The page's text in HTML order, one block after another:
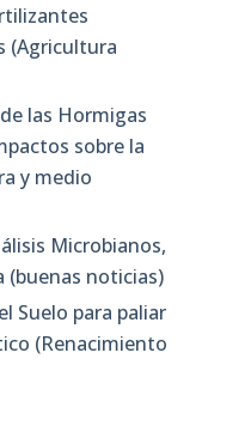
(Agricultura
las Hormigas
sobre la
y medio
Microbianos,
(buenas noticias)
Suelo para paliar
(Renacimiento